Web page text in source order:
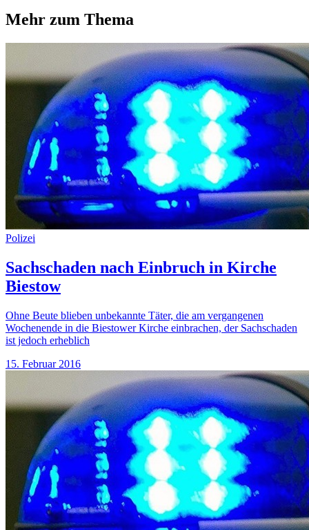
Mehr zum Thema
Polizei
Sachschaden nach Einbruch in Kirche
Biestow
Ohne Beute blieben unbekannte Täter, die am vergangenen
Wochenende in die Biestower Kirche einbrachen, der Sachschaden
ist jedoch erheblich
15. Februar 2016